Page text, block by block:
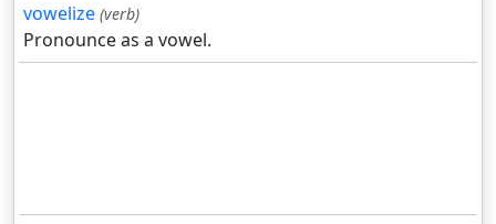
vowelize (verb)
Pronounce as a vowel.